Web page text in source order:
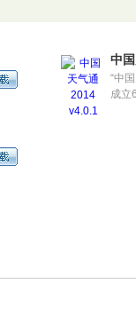
中
“中
成立